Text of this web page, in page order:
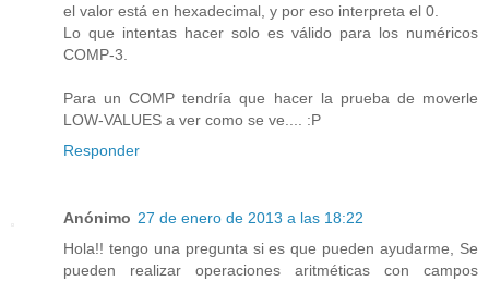
el valor está en hexadecimal, y por eso interpreta el 0.
Lo que intentas hacer solo es válido para los numéricos
COMP-3.
Para un COMP tendría que hacer la prueba de moverle
LOW-VALUES a ver como se ve.... :P
Responder
Anónimo 27 de enero de 2013 a las 18:22
Hola!! tengo una pregunta si es que pueden ayudarme, Se
pueden realizar operaciones aritméticas con campos